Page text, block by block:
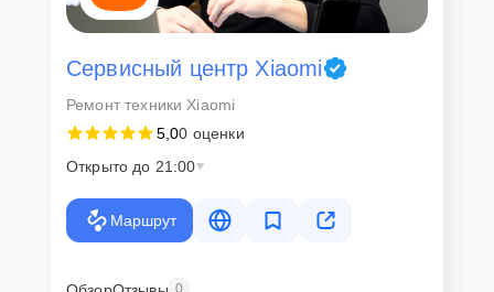
Сервисный центр Xiaomi
Ремонт техники Xiaomi
5,00 оценки
Открыто до 21:00
Маршрут